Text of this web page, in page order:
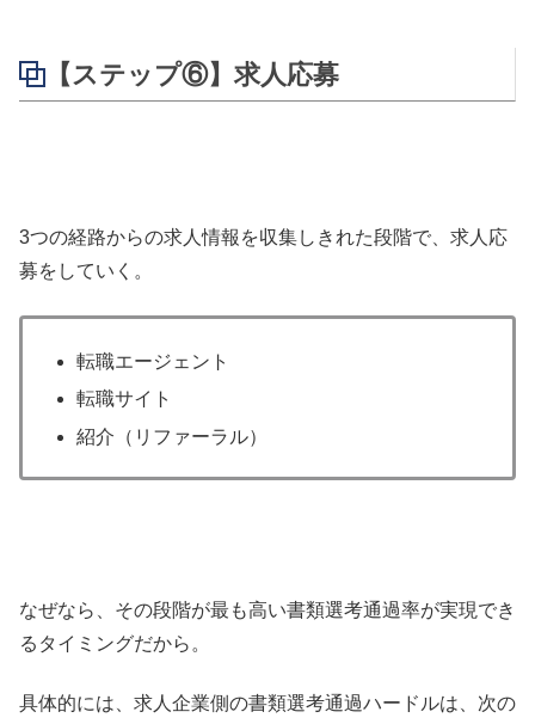
【ステップ⑥】求人応募
3つの経路からの求人情報を収集しきれた段階で、求人応
募をしていく。
転職エージェント
転職サイト
紹介（リファーラル）
なぜなら、その段階が最も高い書類選考通過率が実現でき
るタイミングだから。
具体的には、求人企業側の書類選考通過ハードルは、次の